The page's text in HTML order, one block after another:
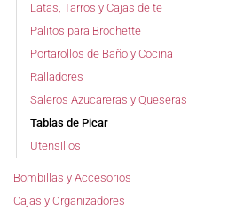
Latas, Tarros y Cajas de te
Palitos para Brochette
Portarollos de Baño y Cocina
Ralladores
Saleros Azucareras y Queseras
Tablas de Picar
Utensilios
Bombillas y Accesorios
Cajas y Organizadores